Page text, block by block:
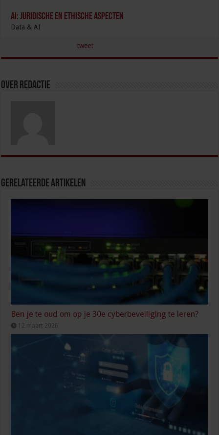
AI: Juridische en Ethische aspecten
Data & AI
tweet
Over redactie
Gerelateerde Artikelen
Ben je te oud om op je 30e cyberbeveiliging te leren?
12 maart 2026